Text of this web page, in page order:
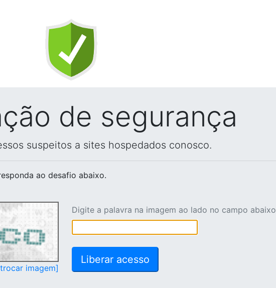
de segurança
suspeitos a sites hospedados conosco.
ao desafio abaixo.
imagem]
Digite a palavra na imagem ao lado no campo abaixo